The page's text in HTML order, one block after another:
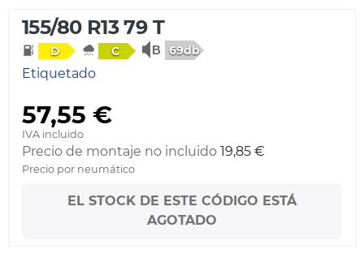
155/80 R13 79 T
D C 69db
Etiquetado
57,55 €
IVA incluido
Precio de montaje no incluido 19,85 €
Precio por neumático
EL STOCK DE ESTE CÓDIGO ESTÁ
AGOTADO